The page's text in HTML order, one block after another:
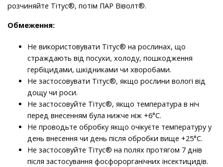
розчиняйте Тітус®, потім ПАР Віволт®.
Обмеження:
Не використовувати Тітус® на рослинах, що
страждають від посухи, холоду, пошкодження
гербіцидами, шкідниками чи хворобами.
Не застосовувати Тітус®, якщо рослини вологі від
дощу чи роси.
Не застосовуйте Тітус®, якщо температура в ніч
перед внесенням була нижче ніж +6°С.
Не проводьте обробку якщо очікуєте температуру у
день внесення чи день після обробки вище +25°С.
Не застосовуйте Тітус® на полях протягом 7 днів
після застосування фосфорорганічних інсектицидів.